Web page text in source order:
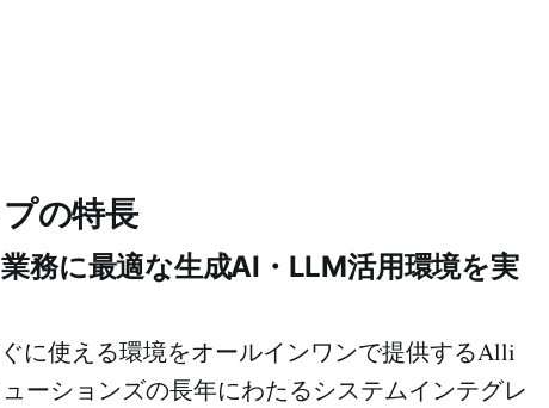
の特長
務に最適な生成AI・LLM活用環境を実
に使える環境をオールインワンで提供するAlli
ーションズの長年にわたるシステムインテグレ